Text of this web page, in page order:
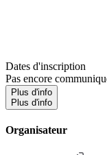
Dates d'inscription
Pas encore
Plus d'info
Plus d'info
Organisateur